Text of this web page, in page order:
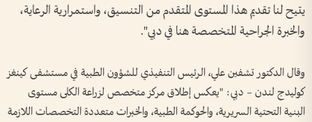
يتيح لنا تقديم هذا المستوى المتقدم من التنسيق، واستمرارية الرعاية،
والخبرة الجراحية المتخصصة هنا في دبي".
وقال الدكتور تشفين علي، الرئيس التنفيذي للشؤون الطبية في مستشفى كينغز
كوليدج لندن – دبي: "يعكس إطلاق مركز متخصص لزراعة الكلى مستوى
البنية التحتية السريرية، والحوكمة الطبية، والخبرات متعددة التخصصات اللازمة